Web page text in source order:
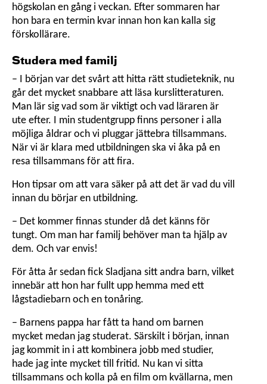
högskolan en gång i veckan. Efter sommaren har
hon bara en termin kvar innan hon kan kalla sig
förskollärare.
Studera med familj
– I början var det svårt att hitta rätt studieteknik, nu
går det mycket snabbare att läsa kurs­litteraturen.
Man lär sig vad som är viktigt och vad läraren är
ute efter. I min student­grupp finns personer i alla
möjliga åldrar och vi pluggar jättebra tillsammans.
När vi är klara med utbildningen ska vi åka på en
resa tillsammans för att fira.
Hon tipsar om att vara säker på att det är vad du vill
innan du börjar en utbildning.
– Det kommer finnas stunder då det känns för
tungt. Om man har familj behöver man ta hjälp av
dem. Och var envis!
För åtta år sedan fick Sladjana sitt andra barn, vilket
innebär att hon har fullt upp hemma med ett
lågstadiebarn och en tonåring.
– Barnens pappa har fått ta hand om barnen
mycket medan jag studerat. Särskilt i början, innan
jag kommit in i att kombinera jobb med studier,
hade jag inte mycket till fritid. Nu kan vi sitta
tillsammans och kolla på en film om kvällarna, men